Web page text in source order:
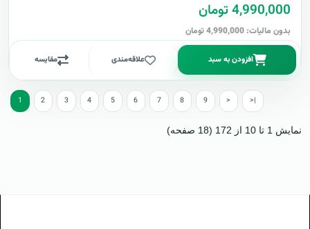
4,990,000 تومان
بدون مالیات: 4,990,000 تومان
افزودن به سبد علاقه‌مندی مقایسه
1 2 3 4 5 6 7 8 9 > >|
نمایش 1 تا 10 از 172 (18 صفحه)